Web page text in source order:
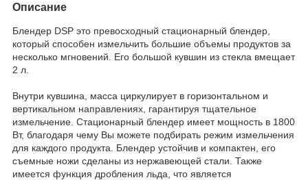
Описание
Блендер DSP это превосходный стационарный блендер,
который способен измельчить большие объемы продуктов за
несколько мгновений. Его большой кувшин из стекла вмещает
2 л.
Внутри кувшина, масса циркулирует в горизонтальном и
вертикальном направлениях, гарантируя тщательное
измельчение. Стационарный блендер имеет мощность в 1800
Вт, благодаря чему Вы можете подбирать режим измельчения
для каждого продукта. Блендер устойчив и компактен, его
съемные ножи сделаны из нержавеющей стали. Также
имеется функция дробления льда, что является